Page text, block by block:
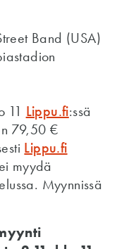
Band (USA)
11 Lippu.fi:ssä
79,50 €
Lippu.fi
myydä
Myynnissä